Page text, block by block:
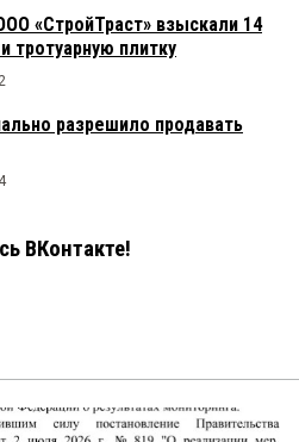
«СтройТраст» взыскали 14
тротуарную плитку
разрешило продавать
ВКонтакте!